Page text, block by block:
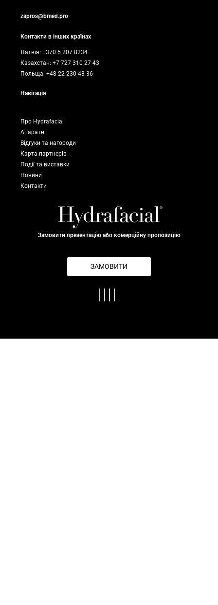
zapros@bmed.pro
Контакти в інших країнах
Латвія: +370 5 207 8234
Казахстан: +7 727 310 27 43
Польща: +48 22 230 43 36
Навігація
Про Hydrafacial
Апарати
Відгуки та нагороди
Карта партнерів
Події та виставки
Новини
Контакти
Замовити презентацію або комерційну пропозицію
ЗАМОВИТИ